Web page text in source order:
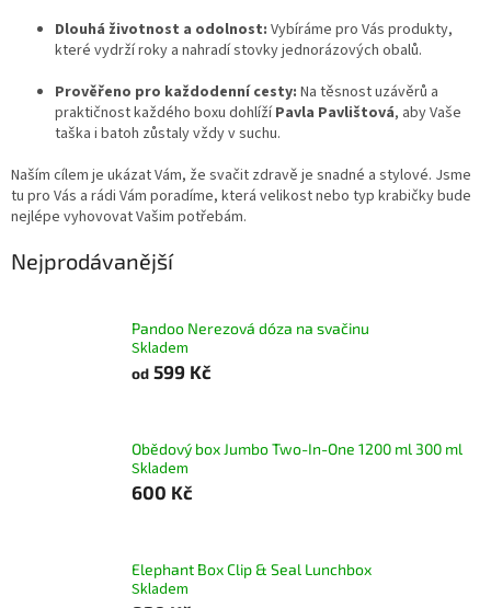
Dlouhá životnost a odolnost: Vybíráme pro Vás produkty,
které vydrží roky a nahradí stovky jednorázových obalů.
Prověřeno pro každodenní cesty: Na těsnost uzávěrů a
praktičnost každého boxu dohlížíPavla Pavlištová, aby Vaše
taška i batoh zůstaly vždy v suchu.
Naším cílem je ukázat Vám, že svačit zdravě je snadné a stylové. Jsme
tu pro Vás a rádi Vám poradíme, která velikost nebo typ krabičky bude
nejlépe vyhovovat Vašim potřebám.
Nejprodávanější
Pandoo Nerezová dóza na svačinu
Skladem
od 599 Kč
Obědový box Jumbo Two-In-One 1200 ml 300 ml
Skladem
600 Kč
Elephant Box Clip & Seal Lunchbox
Skladem